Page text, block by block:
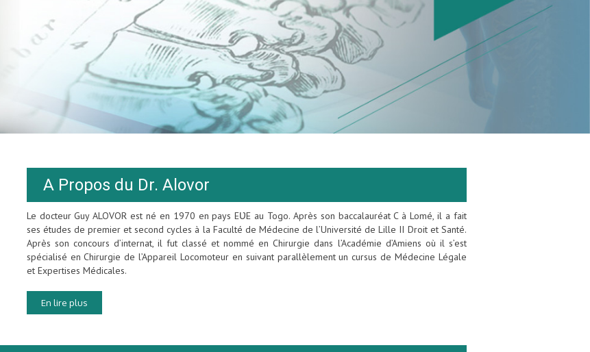
A Propos du Dr. Alovor
Le docteur Guy ALOVOR est né en 1970 en pays EƲE au Togo. Après son baccalauréat C à Lomé, il a fait
ses études de premier et second cycles à la Faculté de Médecine de l’Université de Lille II Droit et Santé.
Après son concours d’internat, il fut classé et nommé en Chirurgie dans l’Académie d’Amiens où il s’est
spécialisé en Chirurgie de l’Appareil Locomoteur en suivant parallèlement un cursus de Médecine Légale
et Expertises Médicales.
En lire plus